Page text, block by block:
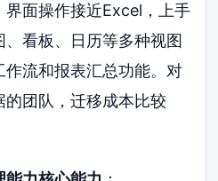
界面操作接近Excel，上手
看板、日历等多种视图
流和报表汇总功能。对
团队，迁移成本比较